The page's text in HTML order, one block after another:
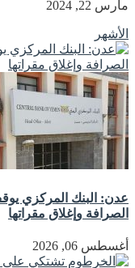
مارس 22, 2024
الأشهر
عدن: البنك المركزي
الصرافة وإغلاق مقراتها
أغسطس 06, 2026